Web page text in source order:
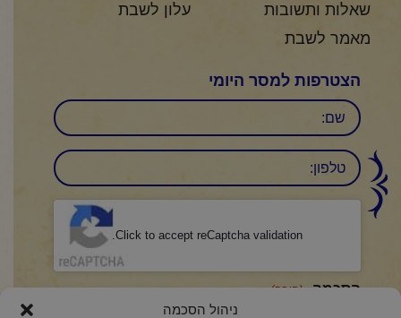
ניהול הסכמה
שאלות ותשובות
עלון לשבת
מאמר לשבת
הצטרפות למסר היומי
שם
טלפון:
Click to accept reCaptcha validation.
הסכמה (חובה)